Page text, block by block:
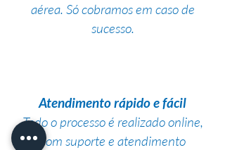
aérea. Só cobramos em caso de
sucesso.
Atendimento rápido e fácil
Todo o processo é realizado online,
com suporte e atendimento